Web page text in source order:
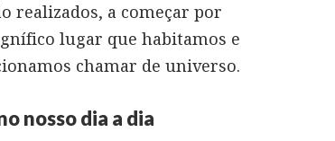
realizados, a começar por
lugar que habitamos e
chamar de universo.
nosso dia a dia